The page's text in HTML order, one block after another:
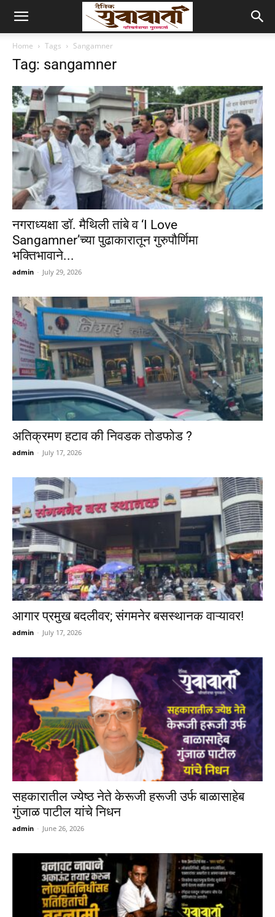
Home Tags Sangamner
Tag: sangamner
नगराध्यक्षा डॉ. मैथिली तांबे व ‘I Love
Sangamner’च्या पुढाकारातून गुरुपौर्णिमा
भक्तिभावाने...
admin - July 29, 2026
अतिक्रमण हटाव की निवडक तोडफोड ?
admin - July 17, 2026
आगार प्रमुख बदलीवर; संगमनेर बसस्थानक वाऱ्यावर!
admin - July 17, 2026
सहकारातील ज्येष्ठ नेते केरूजी हरूजी उर्फ बाळासाहेब
गुंजाळ पाटील यांचे निधन
admin - June 26, 2026